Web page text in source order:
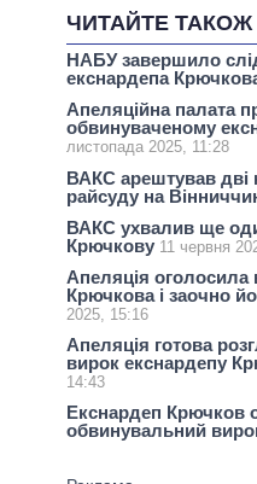
ЧИТАЙТЕ ТАКОЖ
НАБУ завершило
екснардепа
Апеляційна палата
обвинуваченому
листопада 2025, 11:28
ВАКС арештував дві
райсуду на
ВАКС ухвалив ще
Крючкову 11 червня
Апеляція оголосила
Крючкова і заочно
2025, 15:16
Апеляція готова
вирок екснардепу
14:43
Екснардеп Крючков
обвинувальний